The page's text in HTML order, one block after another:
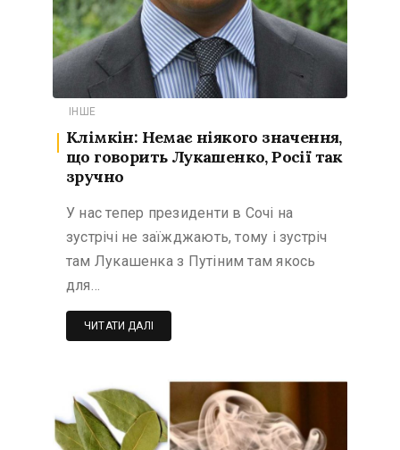
ІНШЕ
Клімкін: Немає ніякого значення,
що говорить Лукашенко, Росії так
зручно
У нас тепер президенти в Сочі на
зустрічі не заїжджають, тому і зустріч
там Лукашенка з Путіним там якось
для…
ЧИТАТИ ДАЛІ